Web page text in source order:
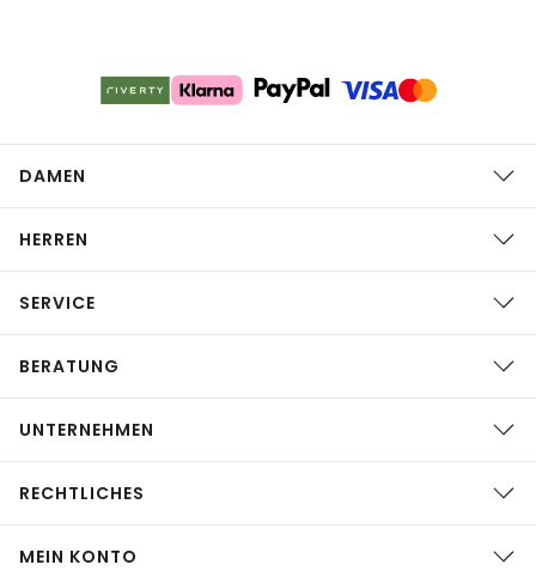
DAMEN
HERREN
SERVICE
BERATUNG
UNTERNEHMEN
RECHTLICHES
MEIN KONTO